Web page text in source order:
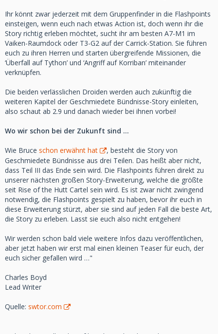
Ihr könnt zwar jederzeit mit dem Gruppenfinder in die Flashpoints
einsteigen, wenn euch nach etwas Action ist, doch wenn ihr die
Story richtig erleben möchtet, sucht ihr am besten A7-M1 im
Vaiken-Raumdock oder T3-G2 auf der Carrick-Station. Sie führen
euch zu ihren Herren und starten übergreifende Missionen, die
‘Überfall auf Tython’ und ‘Angriff auf Korriban’ miteinander
verknüpfen.
Die beiden verlässlichen Droiden werden auch zukünftig die
weiteren Kapitel der Geschmiedete Bündnisse-Story einleiten,
also schaut ab 2.9 und danach wieder bei ihnen vorbei!
Wo wir schon bei der Zukunft sind …
Wie Bruce schon erwähnt hat
, besteht die Story von
Geschmiedete Bündnisse aus drei Teilen. Das heißt aber nicht,
dass Teil III das Ende sein wird. Die Flashpoints führen direkt zu
unserer nächsten großen Story-Erweiterung, welche die größte
seit Rise of the Hutt Cartel sein wird. Es ist zwar nicht zwingend
notwendig, die Flashpoints gespielt zu haben, bevor ihr euch in
diese Erweiterung stürzt, aber sie sind auf jeden Fall die beste Art,
die Story zu erleben. Lasst sie euch also nicht entgehen!
Wir werden schon bald viele weitere Infos dazu veröffentlichen,
aber jetzt haben wir erst mal einen kleinen Teaser für euch, der
euch sicher gefallen wird …"
Charles Boyd
Lead Writer
Quelle: swtor.com